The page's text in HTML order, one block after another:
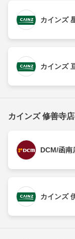
カインズ
カインズ
カインズ 修善寺
DCM/函南
カインズ